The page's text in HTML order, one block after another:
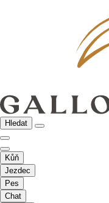
Hledat
Kůň
Jezdec
Pes
Chat